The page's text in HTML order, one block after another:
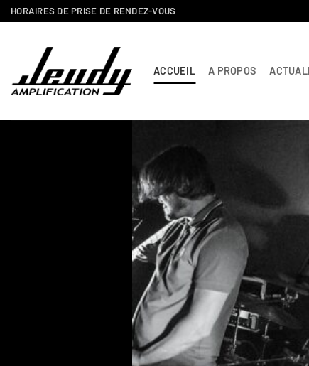
Passer
au
HORAIRES DE PRISE DE RENDEZ-VOUS
ACCUEIL A PROPOS